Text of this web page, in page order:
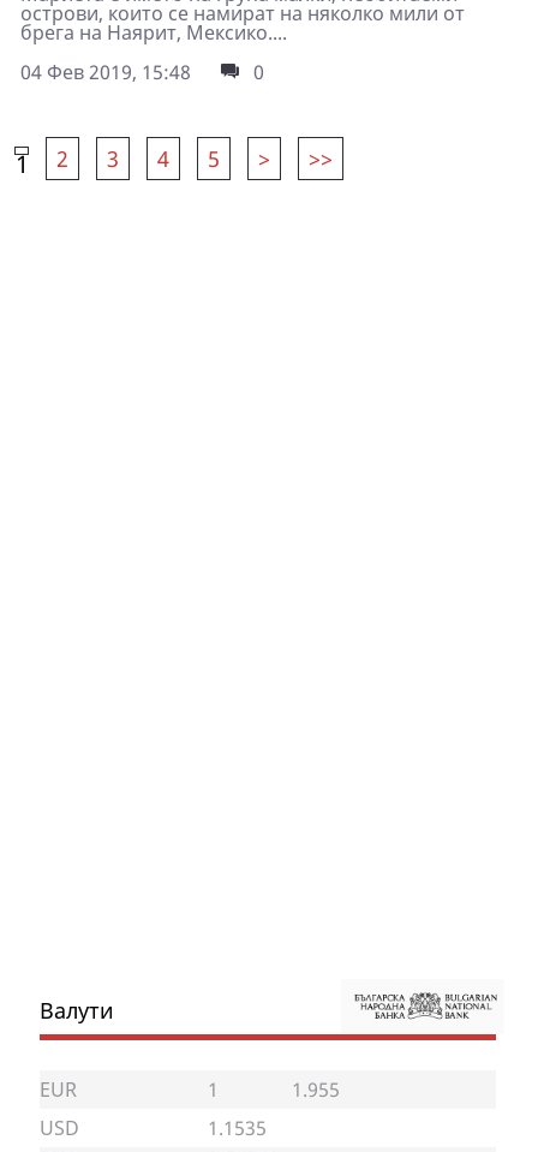
острови, които се намират на няколко мили от
брега на Наярит, Мексико....
04 Фев 2019, 15:48
0
1 2 3 4 5 > >>
Валути
EUR 1
1.955
USD
1.1535